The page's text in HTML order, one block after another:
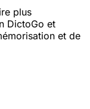
plus
DictoGo et
et de